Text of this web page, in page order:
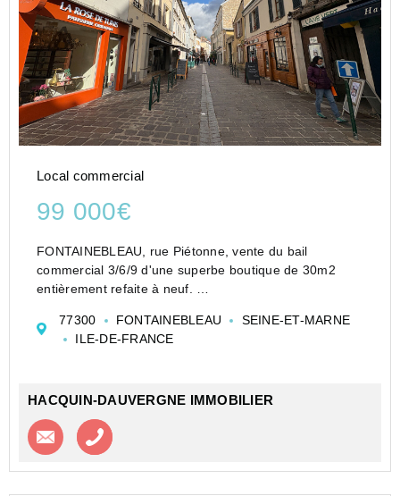
Local commercial
99 000€
FONTAINEBLEAU, rue Piétonne, vente du bail
commercial 3/6/9 d'une superbe boutique de 30m2
entièrement refaite à neuf.
prévue le 27 février 2027. L'emplacement est idéal !!
Partie récept...
77300 FONTAINEBLEAU
SEINE-ET-MARNE
ILE-DE-FRANCE
HACQUIN-DAUVERGNE IMMOBILIER
Contacter l'agence